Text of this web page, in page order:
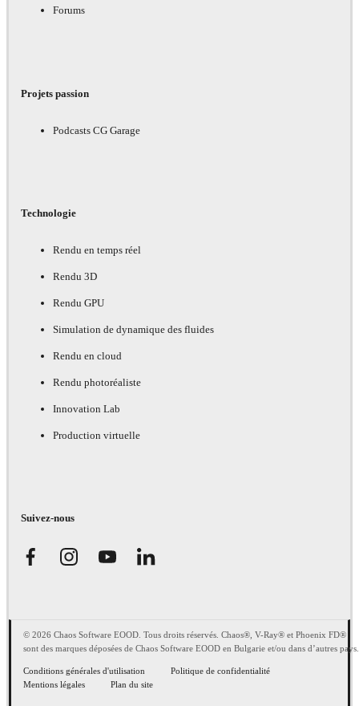
Forums
Projets passion
Podcasts CG Garage
Technologie
Rendu en temps réel
Rendu 3D
Rendu GPU
Simulation de dynamique des fluides
Rendu en cloud
Rendu photoréaliste
Innovation Lab
Production virtuelle
Suivez-nous
© 2026 Chaos Software EOOD. Tous droits réservés. Chaos®, V-Ray® et Phoenix FD®
sont des marques déposées de Chaos Software EOOD en Bulgarie et/ou dans d’autres pays.
Conditions générales d'utilisation
Politique de confidentialité
Mentions légales
Plan du site